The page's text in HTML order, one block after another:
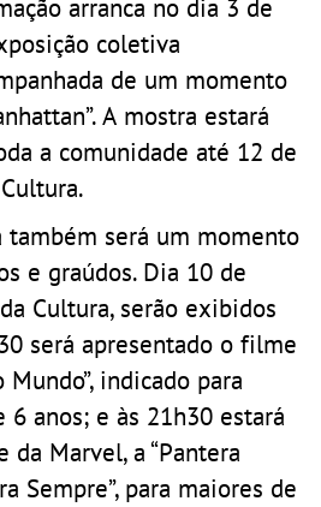
arranca no dia 3 de
coletiva
de um momento
A mostra estará
a comunidade até 12 de
também será um momento
e graúdos. Dia 10 de
Cultura, serão exibidos
será apresentado o filme
Mundo”, indicado para
6 anos; e às 21h30 estará
Marvel, a “Pantera
Sempre”, para maiores de